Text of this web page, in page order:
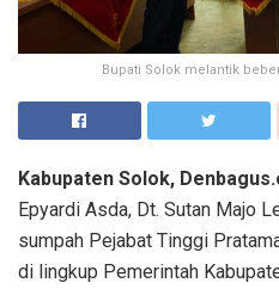
Bupati Solok melantik
Kabupaten Solok,
Epyardi Asda, Dt. Sutan Majo
sumpah Pejabat Tinggi
di lingkup Pemerintah